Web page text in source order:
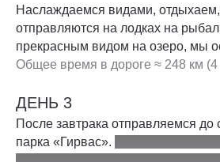
Наслаждаемся видами,
отправляются на лодках на
прекрасным видом на озеро, мы
Общее время в дороге ≈ 248 км
ДЕНЬ 3
После завтрака отправляемся
парка «Гирвас».